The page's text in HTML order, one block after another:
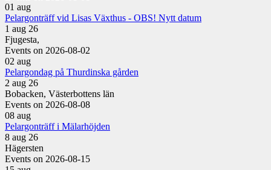
01 aug
Pelargonträff vid Lisas Växthus - OBS! Nytt datum
1 aug 26
Fjugesta,
Events on 2026-08-02
02 aug
Pelargondag på Thurdinska gården
2 aug 26
Bobacken, Västerbottens län
Events on 2026-08-08
08 aug
Pelargonträff i Mälarhöjden
8 aug 26
Hägersten
Events on 2026-08-15